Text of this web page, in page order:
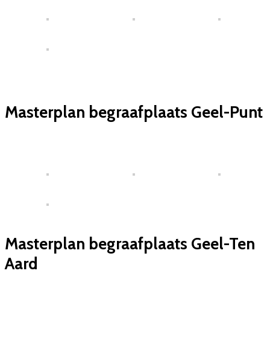
Masterplan begraafplaats Geel-Punt
Masterplan begraafplaats Geel-Ten
Aard